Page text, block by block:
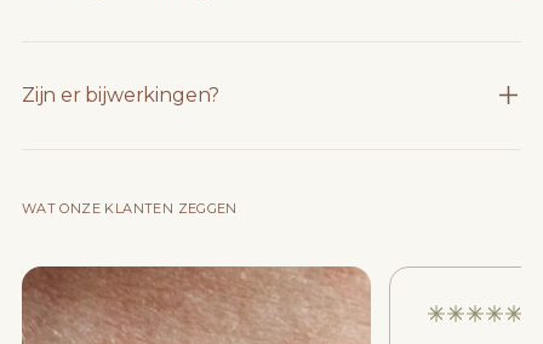
Zijn er bijwerkingen?
WAT ONZE KLANTEN ZEGGEN